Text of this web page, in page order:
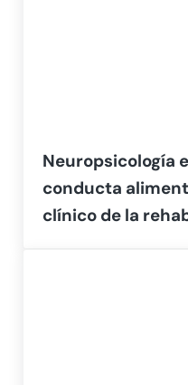
Neuropsicología
conducta
clínico de la